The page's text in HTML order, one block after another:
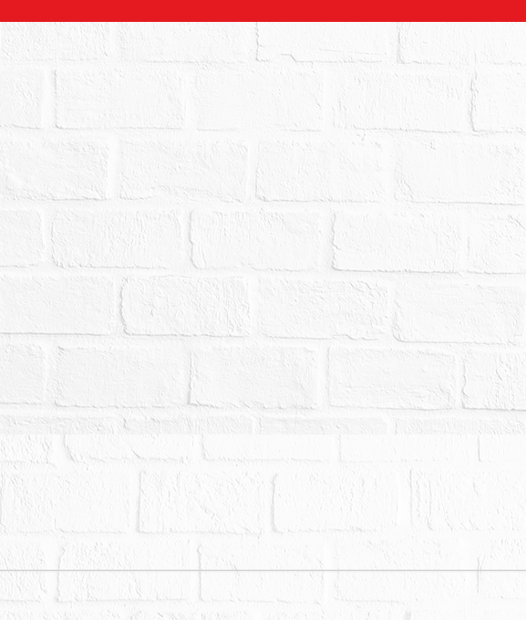
里長、鄰居、派出所進一步探詢）後，慎重考慮是否應買。又
交易之情事，應於拍賣前儘速陳報本院。另依強制執行法第69
人就物之瑕疵無擔保請求權，請應買人注意。又依基隆市地政事
所登字第11401036357號函略稱：「本件深美段712建號須與其
併同移轉，以符合公寓大廈管理條例第4條第2項之規定」、「
記，主要用途為商業用」等語。請應買人注意。
物未辦建物所有權第一次登記，不能依權利移轉證書辦理所有權
遭拆除風險。
依現況點交。
宗合併拍賣，請投標人分別出價。
額合計新台幣：9,070,000元，以總價最高者得標。
：1,814,000元。
位最高限額抵押權新台幣324萬元，拍定後抵押權塗銷。
查明債務人有無積欠公寓大廈之管理費，並自行查明有無民法
適用。